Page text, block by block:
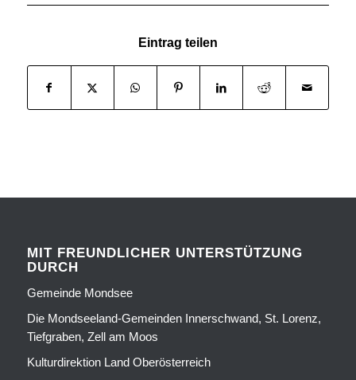
Eintrag teilen
MIT FREUNDLICHER UNTERSTÜTZUNG
DURCH
Gemeinde Mondsee
Die Mondseeland-Gemeinden Innerschwand, St. Lorenz,
Tiefgraben, Zell am Moos
Kulturdirektion Land Oberösterreich